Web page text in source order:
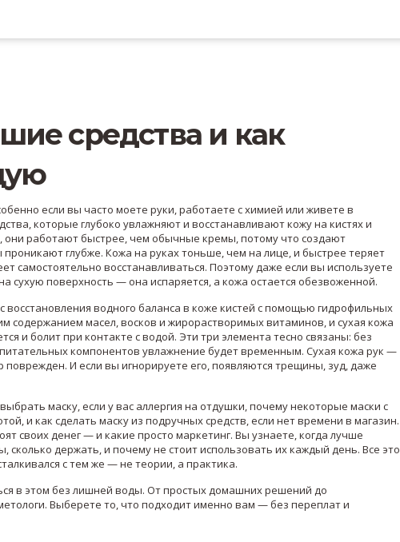
средства и как
если вы часто моете руки, работаете с химией или живете в
которые глубоко увлажняют и восстанавливают кожу на кистях и
, они работают быстрее, чем обычные кремы, потому что создают
глубже. Кожа на руках тоньше, чем на лице, и быстрее теряет
самостоятельно восстанавливаться. Поэтому даже если вы используете
сухую поверхность — она испаряется, а кожа остается обезвоженной.
восстановления водного баланса в коже кистей с помощью гидрофильных
содержанием масел, восков и жирорастворимых витаминов, и сухая кожа
и болит при контакте с водой. Эти три элемента тесно связаны: без
компонентов увлажнение будет временным. Сухая кожа рук —
поврежден. И если вы игнорируете его, появляются трещины, зуд, даже
маску, если у вас аллергия на отдушки, почему некоторые маски с
и как сделать маску из подручных средств, если нет времени в магазин.
своих денег — и какие просто маркетинг. Вы узнаете, когда лучше
держать, и почему не стоит использовать их каждый день. Все это
с тем же — не теории, а практика.
в этом без лишней воды. От простых домашних решений до
Выберете то, что подходит именно вам — без переплат и